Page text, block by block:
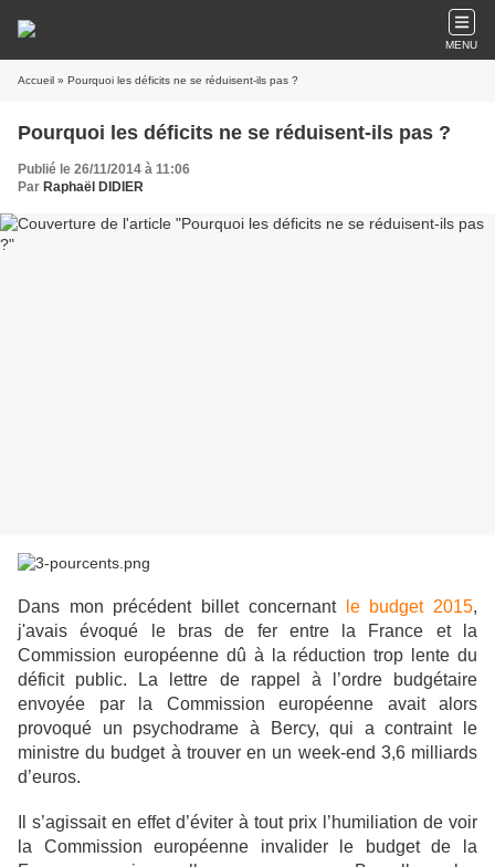
MENU
Accueil » Pourquoi les déficits ne se réduisent-ils pas ?
Pourquoi les déficits ne se réduisent-ils pas ?
Publié le 26/11/2014 à 11:06
Par Raphaël DIDIER
Dans mon précédent billet concernant le budget 2015,
j'avais évoqué le bras de fer entre la France et la
Commission européenne dû à la réduction trop lente du
déficit public. La lettre de rappel à l’ordre budgétaire
envoyée par la Commission européenne avait alors
provoqué un psychodrame à Bercy, qui a contraint le
ministre du budget à trouver en un week-end 3,6 milliards
d’euros.
Il s’agissait en effet d’éviter à tout prix l’humiliation de voir
la Commission européenne invalider le budget de la